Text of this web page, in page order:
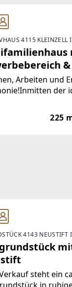
4115 KLEINZELL
Arbeiten und
der
mit
225
4143 NEUSTIFT
steht ein